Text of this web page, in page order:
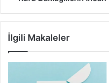
İlgili Makaleler